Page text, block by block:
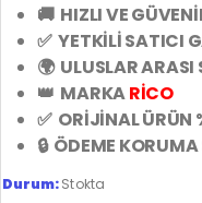
🚚 HIZLI VE
✅ YETKİLİ SATICI
🌍 ULUSLAR
👑 MARKARİCO
✅ ORİJİNAL ÜRÜN
🔒 ÖDEME
Durum:Stokta